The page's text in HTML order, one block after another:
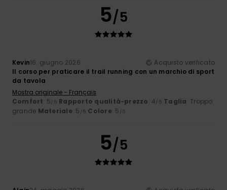
5/5
Kevin16. giugno 2026
Acquisto verificato
Il corso per praticare il trail running con un marchio di sport
da tavola
Mostra originale - Français
Comfort: 5/5 Rapporto qualità-prezzo: 4/5 Taglia: Troppo
grande Materiale: 5 /5 Colore: 5 /5
5/5